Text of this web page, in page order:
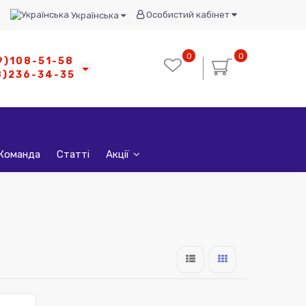
Особистий кабінет
Українська
51-58
34-35
0
0
Статті Акції